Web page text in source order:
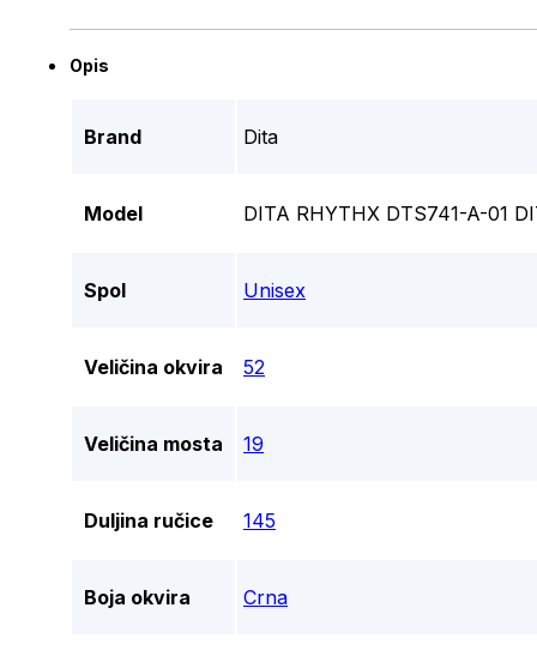
Opis
Brand Dita
Model DITA RHYTHX DTS741-A-01
Spol Unisex
Veličina okvira 52
Veličina mosta 19
Duljina ručice 145
Boja okvira Crna